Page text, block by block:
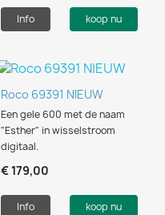
Info koop nu
Roco 69391 NIEUW
Een gele 600 met de naam
"Esther" in wisselstroom
digitaal.
€ 179,00
Info koop nu